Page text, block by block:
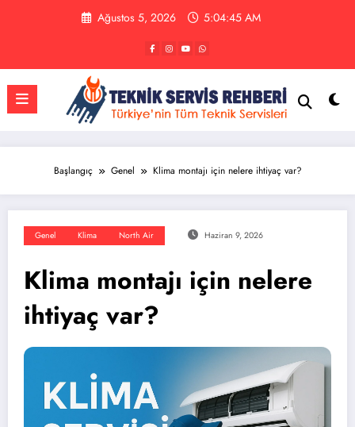
Ağustos 5, 2026 5:04:46 AM
Başlangıç Genel Klima montajı için nelere ihtiyaç var?
Genel Klima North Air Haziran 9, 2026
Klima montajı için nelere
ihtiyaç var?